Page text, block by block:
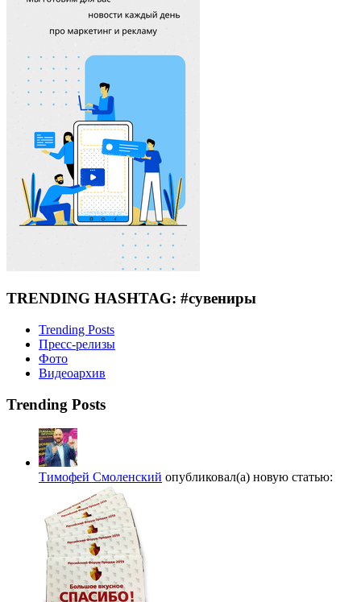
TRENDING HASHTAG: #сувениры
Trending Posts
Пресс-релизы
Фото
Видеоархив
Trending Posts
Тимофей Смоленский опубликовал(а) новую статью: